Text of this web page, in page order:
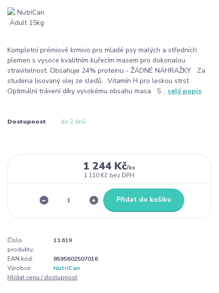
Kompletní prémiové krmivo pro mladé psy malých a středních
plemen s vysoce kvalitním kuřecím masem pro dokonalou
stravitelnost. Obsahuje 24% proteinu - ŽÁDNÉ NÁHRAŽKY Za
studena lisovaný olej ze sleďů Vitamín H pro leskou strst
Optimální trávení díky vysokému obsahu masa S... celý popis
Dostupnost do 2 dnů
1 244 Kč/ks
1 110 Kč bez DPH
Přidat do košíku
Číslo
produktu:
13.619
EAN kód:
8595602507016
Výrobce:
NutriCan
Hlídat cenu / dostupnost